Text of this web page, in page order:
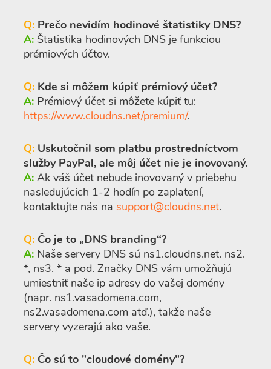
Q: Prečo nevidím hodinové štatistiky DNS?
A: Štatistika hodinových DNS je funkciou
prémiových účtov.
Q: Kde si môžem kúpiť prémiový účet?
A: Prémiový účet si môžete kúpiť tu:
https://www.cloudns.net/premium/.
Q: Uskutočnil som platbu prostredníctvom
služby PayPal, ale môj účet nie je inovovaný.
A: Ak váš účet nebude inovovaný v priebehu
nasledujúcich 1-2 hodín po zaplatení,
kontaktujte nás na support@cloudns.net.
Q: Čo je to „DNS branding“?
A: Naše servery DNS sú ns1.cloudns.net. ns2.
*, ns3. * a pod. Značky DNS vám umožňujú
umiestniť naše ip adresy do vašej domény
(napr. ns1.vasadomena.com,
ns2.vasadomena.com atď.), takže naše
servery vyzerajú ako vaše.
Q: Čo sú to "cloudové domény"?